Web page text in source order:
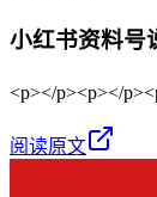
小红书资料号
<p></p><p></
阅读原文